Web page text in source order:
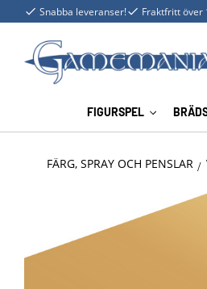
Snabba leveranser! Fraktfritt över
FIGURSPEL
FÄRG, SPRAY OCH PENSLAR